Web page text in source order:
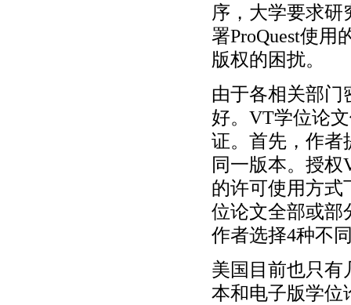
序，大学要求
署ProQuest使
版权的困扰。
由于各相关部门
好。VT学位论
证。首先，作者
同一版本。授
的许可使用方式
位论文全部或部
作者选择4种不
美国目前也只有
本和电子版学位